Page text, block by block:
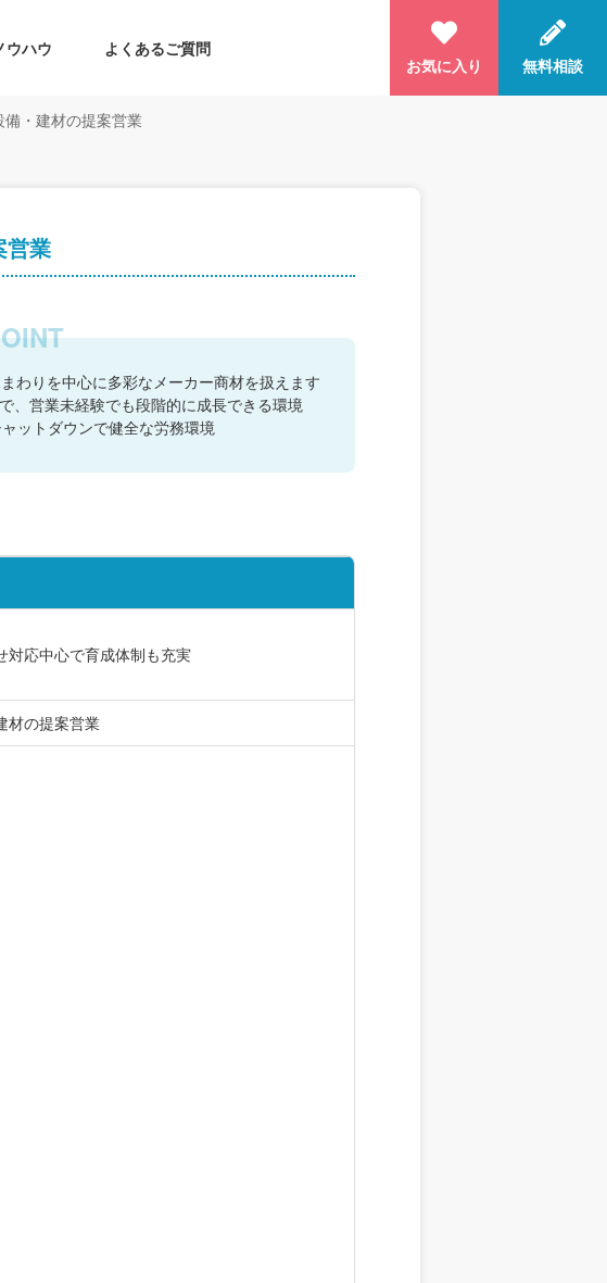
ウハウ
よくあるご質問
お気に入り
無料相談
・建材の提案営業
営業
わりを中心に多彩なメーカー商材を扱えます
、営業未経験でも段階的に成長できる環境
ットダウンで健全な労務環境
対応中心で育成体制も充実
材の提案営業